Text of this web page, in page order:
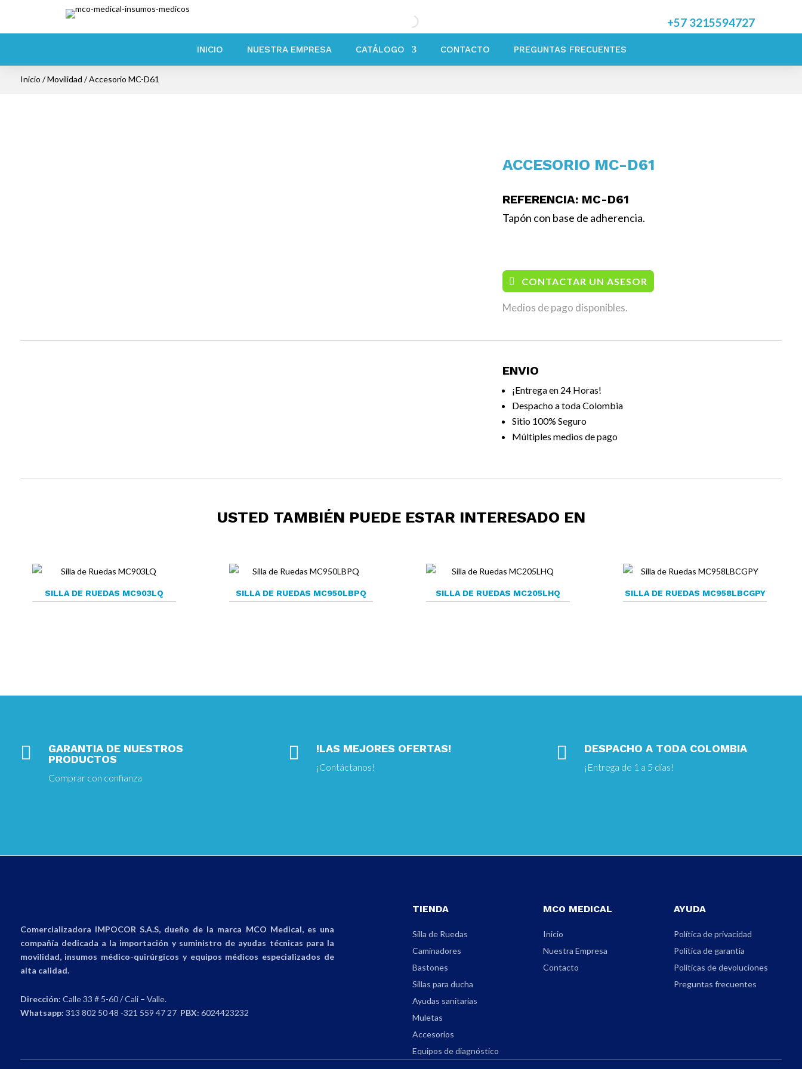
+57 3215594727
INICIO NUESTRA EMPRESA CATÁLOGO CONTACTO PREGUNTAS FRECUENTES
Inicio /Movilidad / Accesorio MC-D61
ACCESORIO MC-D61
REFERENCIA: MC-D61
Tapón con base de adherencia.
CONTACTAR UN ASESOR
Medios de pago disponibles.
ENVIO
¡Entrega en 24 Horas!
Despacho a toda Colombia
Sitio 100% Seguro
Múltiples medios de pago
USTED TAMBIÉN PUEDE ESTAR INTERESADO EN
SILLA DE RUEDAS MC903LQ SILLA DE RUEDAS MC950LBPQ SILLA DE RUEDAS MC205LHQ SILLA DE RUEDAS MC958LBCGPY

GARANTIA DE NUESTROS
PRODUCTOS
Comprar con confianza
 !LAS MEJORES OFERTAS!
¡Contáctanos!
 DESPACHO A TODA COLOMBIA
¡Entrega de 1 a 5 días!
Comercializadora IMPOCOR S.A.S, dueño de la marca MCO Medical, es una
compañía dedicada a la importación y suministro de ayudas técnicas para la
movilidad, insumos médico-quirúrgicos y equipos médicos especializados de
alta calidad.
Dirección: Calle 33 # 5-60 / Cali – Valle.
Whatsapp: 313 802 50 48 -321 559 47 27 PBX: 6024423232
TIENDA
Silla de Ruedas
Caminadores
Bastones
Sillas para ducha
Ayudas sanitarias
Muletas
Accesorios
Equipos de diagnóstico
MCO MEDICAL
Inicio
Nuestra Empresa
Contacto
AYUDA
Política de privacidad
Política de garantia
Políticas de devoluciones
Preguntas frecuentes